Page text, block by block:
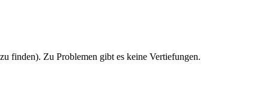
finden). Zu Problemen gibt es keine Vertiefungen.